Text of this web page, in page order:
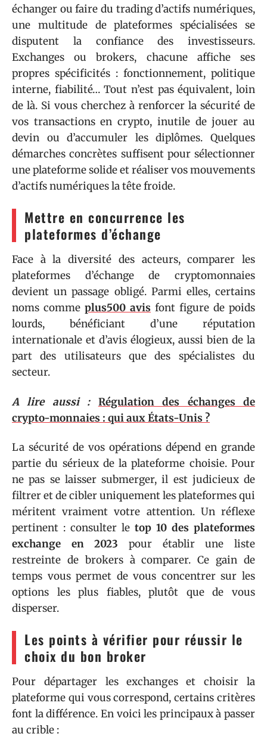
échanger ou faire du trading d’actifs numériques,
une multitude de plateformes spécialisées se
disputent la confiance des investisseurs.
Exchanges ou brokers, chacune affiche ses
propres spécificités : fonctionnement, politique
interne, fiabilité… Tout n’est pas équivalent, loin
de là. Si vous cherchez à renforcer la sécurité de
vos transactions en crypto, inutile de jouer au
devin ou d’accumuler les diplômes. Quelques
démarches concrètes suffisent pour sélectionner
une plateforme solide et réaliser vos mouvements
d’actifs numériques la tête froide.
Mettre en concurrence les
plateformes d’échange
Face à la diversité des acteurs, comparer les
plateformes d’échange de cryptomonnaies
devient un passage obligé. Parmi elles, certains
noms comme plus500 avis font figure de poids
lourds, bénéficiant d’une réputation
internationale et d’avis élogieux, aussi bien de la
part des utilisateurs que des spécialistes du
secteur.
A lire aussi :
Régulation des échanges de
crypto-monnaies : qui aux États-Unis ?
La sécurité de vos opérations dépend en grande
partie du sérieux de la plateforme choisie. Pour
ne pas se laisser submerger, il est judicieux de
filtrer et de cibler uniquement les plateformes qui
méritent vraiment votre attention. Un réflexe
pertinent : consulter le top 10 des plateformes
exchange en 2023 pour établir une liste
restreinte de brokers à comparer. Ce gain de
temps vous permet de vous concentrer sur les
options les plus fiables, plutôt que de vous
disperser.
Les points à vérifier pour réussir le
choix du bon broker
Pour départager les exchanges et choisir la
plateforme qui vous correspond, certains critères
font la différence. En voici les principaux à passer
au crible :